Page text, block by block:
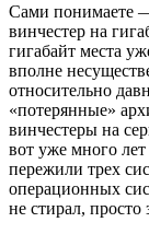
Сами понимаете —
винчестер на
гигабайт места
вполне
относительно
«потерянные»
винчестеры на
вот уже много
пережили трех
операционных
не стирал, просто